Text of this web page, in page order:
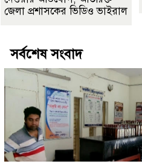
জেলা প্রশাসকের ভিডিও ভাইরাল
সর্বশেষ সংবাদ